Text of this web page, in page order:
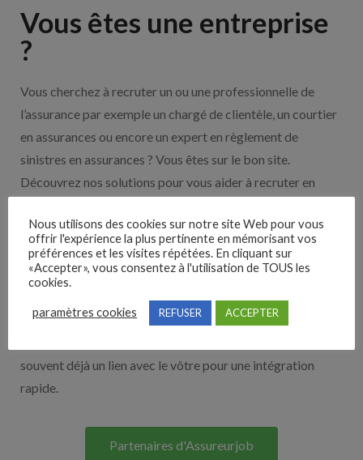
Vous êtes une entreprise
?
Vous cherchez à recruter un ou une professionnelle de
l’assurance par exemple un chargé de clientèle, un courtier
en assurances ou encore un expert en règlement de
sinistres en assurances ? Vous êtes sur le bon site.
Découvrez nos solutions pour vous aider à recruter en
Nos solutions entreprises
Découvrez nos partenaires ! Moteurs de recherches,
multidiffuseurs, sites payant… nombreux sont nos
souvent déjà un lien avec le vôtre pour une intégration
rapide.
Partenaires d'Assureurjob
Nous utilisons des cookies sur notre site Web pour vous
offrir l'expérience la plus pertinente en mémorisant vos
préférences et les visites répétées. En cliquant sur
«Accepter», vous consentez à l'utilisation de TOUS les
cookies.
paramètres cookies REFUSER ACCEPTER